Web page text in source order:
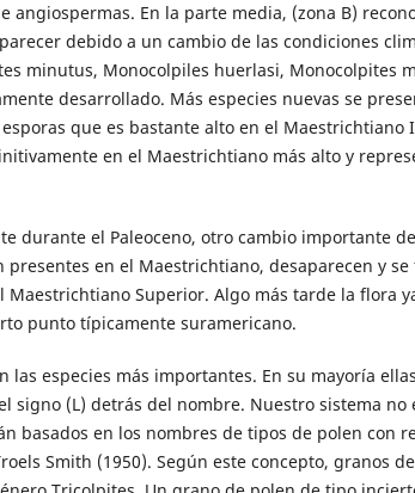
angiospermas. En la parte media, (zona B)
debido a un cambio de las condiciones
minutus, Monocolpiles huerlasi, Monocolpites
desarrollado. Más especies nuevas se
que es bastante alto en el
en el Maestrichtiano más alto y
durante el Paleoceno, otro cambio importante
en el Maestrichtiano, desaparecen y
Maestrichtiano Superior. Algo más tarde la flora
punto típicamente suramericano.
las especies más importantes. En su mayoría
signo (L) detrás del nombre. Nuestro sistema
basados en los nombres de tipos de polen con
Smith (1950). Según este concepto, granos